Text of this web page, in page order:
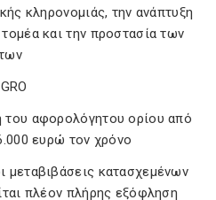
κληρονομιάς, την ανάπτυξη
και την προστασία των
αφορολόγητου ορίου από
ευρώ τον χρόνο
κατασχεμένων
πλέον πλήρης εξόφληση